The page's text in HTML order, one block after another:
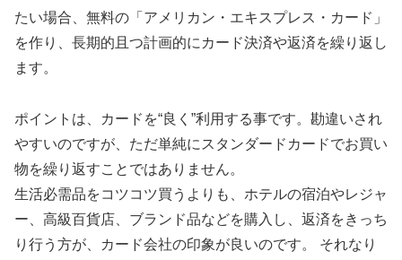
たい場合、無料の「アメリカン・エキスプレス・カード」
を作り、長期的且つ計画的にカード決済や返済を繰り返し
ます。
ポイントは、 カードを“良く”利用する事です。勘違いされ
やすいのですが、ただ単純にスタンダードカードでお買い
物を繰り返すことではありません。
生活必需品をコツコツ買うよりも、ホテルの宿泊やレジャ
ー、高級百貨店、ブランド品などを購入し、返済をきっち
り行う方が、カード会社の印象が良いのです。 それなり